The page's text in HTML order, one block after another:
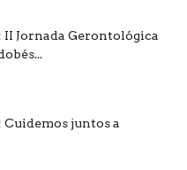
II Jornada Gerontológica
Cuidemos juntos a